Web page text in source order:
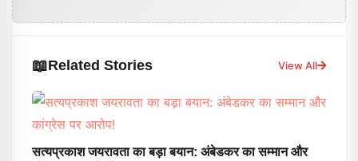
📖Related Stories View All
सत्यप्रकाश जयरावता का बड़ा बयान: अंबेडकर का सम्मान और